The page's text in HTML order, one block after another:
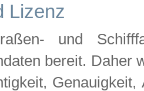
Lizenz
und
bereit. Daher